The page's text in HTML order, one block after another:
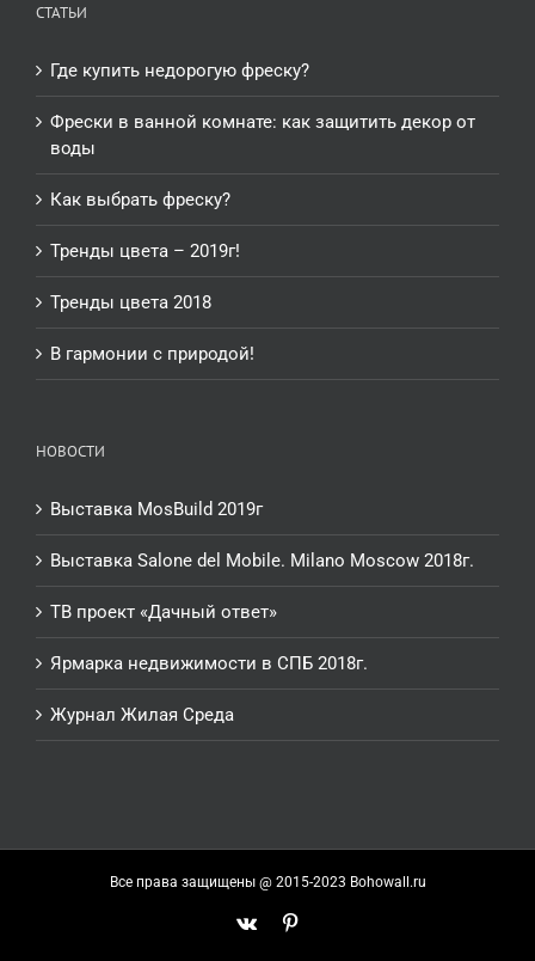
СТАТЬИ
Где купить недорогую фреску?
Фрески в ванной комнате: как защитить декор от
воды
Как выбрать фреску?
Тренды цвета – 2019г!
Тренды цвета 2018
В гармонии с природой!
НОВОСТИ
Выставка MosBuild 2019г
Выставка Salone del Mobile. Milano Moscow 2018г.
ТВ проект «Дачный ответ»
Ярмарка недвижимости в СПБ 2018г.
Журнал Жилая Среда
Все права защищены @ 2015-2023 Bohowall.ru
Vk Pinterest